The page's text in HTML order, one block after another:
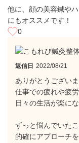
他に、顔の美容鍼や
にもオススメです！
0
返信日 2022/08/21
ありがとうございま
仕事での疲れや疲
日々の生活が楽に
ずっと悩んでいた
的確にアプローチ